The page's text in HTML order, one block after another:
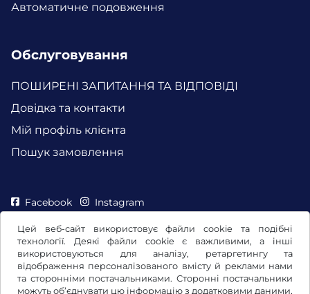
Цей веб-сайт використовує файли cookie та подібні
технології. Деякі файли cookie є важливими, а інші
використовуються для аналізу, ретаргетингу та
відображення персоналізованого вмісту й реклами нами
та сторонніми постачальниками. Сторонні постачальники
можуть об’єднувати цю інформацію з додатковими даними,
Автоматичне подовження
Обслуговування
ПОШИРЕНІ ЗАПИТАННЯ ТА ВІДПОВІДІ
Довідка та контакти
Мій профіль клієнта
Пошук замовлення
Facebook Instagram